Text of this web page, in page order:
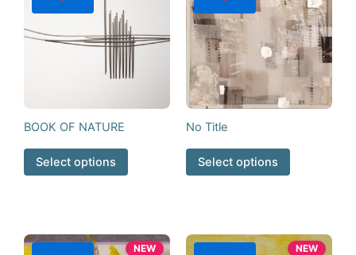
BOOK OF NATURE
Select options
No Title
Select options
NEW NEW